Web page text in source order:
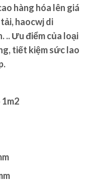
hàng hóa lên giá
haocwj di
.. Ưu điểm của loại
tiết kiệm sức lao